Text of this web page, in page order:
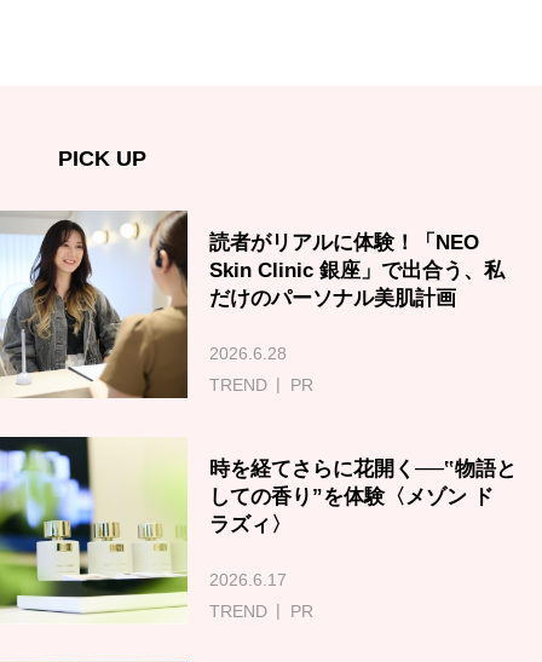
PICK UP
読者がリアルに体験！「NEO
Skin Clinic 銀座」で出合う、私
だけのパーソナル美肌計画
2026.6.28
TREND
PR
時を経てさらに花開く──‟物語と
しての香り”を体験〈メゾン ド
ラズィ〉
2026.6.17
TREND
PR